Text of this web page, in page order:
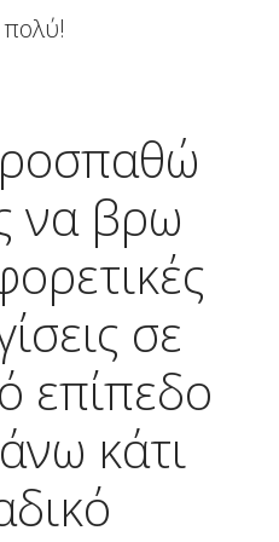
να βρω
σε
επίπεδο
κάτι